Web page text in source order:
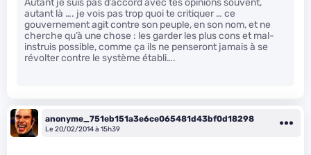
Autant je suis pas d’accord avec tes opinions souvent,
autant là …. je vois pas trop quoi te critiquer … ce
gouvernement agit contre son peuple, en son nom, et ne
cherche qu’à une chose : les garder les plus cons et mal-
instruis possible, comme ça ils ne penseront jamais à se
révolter contre le système établi….
anonyme_751eb151a3e6ce065481d43bf0d18298
Le 20/02/2014 à 15h39